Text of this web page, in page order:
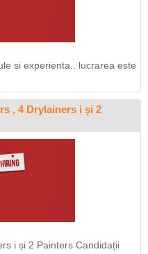
si experienta.. lucrarea este
, 4 Drylainers i și 2
i și 2 Painters Candidații